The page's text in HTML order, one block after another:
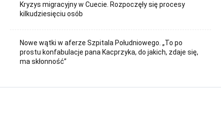
Kryzys migracyjny w Cuecie. Rozpoczęły się procesy
kilkudziesięciu osób
Nowe wątki w aferze Szpitala Południowego. „To po
prostu konfabulacje pana Kacprzyka, do jakich, zdaje się,
ma skłonność”